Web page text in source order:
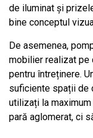
de iluminat și
bine conceptul
De asemenea,
mobilier realizat pe
pentru întreținere.
suficiente spații de
utilizați la
pară aglomerat, ci